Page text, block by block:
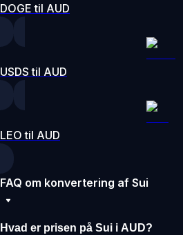
DOGE til AUD
USDS til AUD
LEO til AUD
FAQ om konvertering af Sui
Hvad er prisen på Sui i AUD?